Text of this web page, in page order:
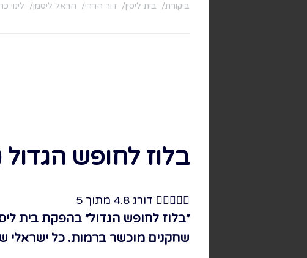
ביקורת
בית ליסין דור הררי הראל ליסמן לינוי
בלוז לחופש
 דורג 4.8 מתוך 5
״בלוז לחופש הגדול״ בהפקת בית
שחקנים מוכשר ברמות. כל ישראלי